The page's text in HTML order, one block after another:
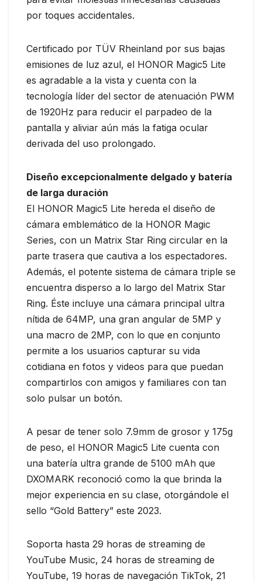
por toques accidentales.
Certificado por TÜV Rheinland por sus bajas
emisiones de luz azul, el HONOR Magic5 Lite
es agradable a la vista y cuenta con la
tecnología líder del sector de atenuación PWM
de 1920Hz para reducir el parpadeo de la
pantalla y aliviar aún más la fatiga ocular
derivada del uso prolongado.
Diseño excepcionalmente delgado y batería
de larga duración
El HONOR Magic5 Lite hereda el diseño de
cámara emblemático de la HONOR Magic
Series, con un Matrix Star Ring circular en la
parte trasera que cautiva a los espectadores.
Además, el potente sistema de cámara triple se
encuentra disperso a lo largo del Matrix Star
Ring. Éste incluye una cámara principal ultra
nítida de 64MP, una gran angular de 5MP y
una macro de 2MP, con lo que en conjunto
permite a los usuarios capturar su vida
cotidiana en fotos y videos para que puedan
compartirlos con amigos y familiares con tan
solo pulsar un botón.
A pesar de tener solo 7.9mm de grosor y 175g
de peso, el HONOR Magic5 Lite cuenta con
una batería ultra grande de 5100 mAh que
DXOMARK reconoció como la que brinda la
mejor experiencia en su clase, otorgándole el
sello “Gold Battery” este 2023.
Soporta hasta 29 horas de streaming de
YouTube Music, 24 horas de streaming de
YouTube, 19 horas de navegación TikTok, 21